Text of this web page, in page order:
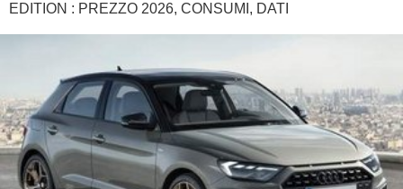
EDITION : PREZZO 2026, CONSUMI, DATI